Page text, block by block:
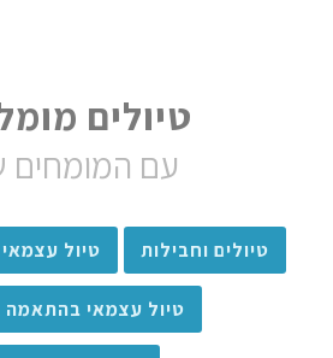
טיולים
עם המומחים
טיולים וחבילות טיול
טיול עצמאי בהתאמה